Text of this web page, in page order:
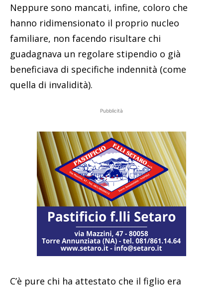
Neppure sono mancati, infine, coloro che
hanno ridimensionato il proprio nucleo
familiare, non facendo risultare chi
guadagnava un regolare stipendio o già
beneficiava di specifiche indennità (come
quella di invalidità).
Pubblicità
C’è pure chi ha attestato che il figlio era